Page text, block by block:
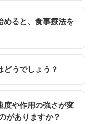
ると、食事療法を
うでしょう？
や作用の強さが変
がありますか？